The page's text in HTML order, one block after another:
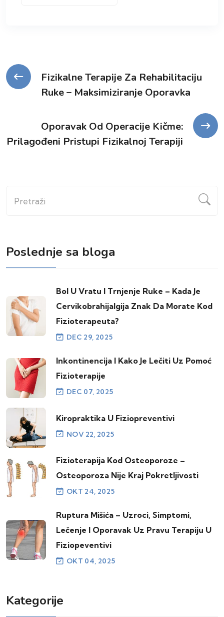
Kretanje
članka
Fizikalne Terapije Za Rehabilitaciju
Ruke – Maksimiziranje Oporavka
Oporavak Od Operacije Kičme:
Prilagođeni Pristupi Fizikalnoj Terapiji
Poslednje sa bloga
Bol U Vratu I Trnjenje Ruke – Kada Je
Cervikobrahijalgija Znak Da Morate Kod
Fizioterapeuta?
DEC 29, 2025
Inkontinencija I Kako Je Lečiti Uz Pomoć
Fizioterapije
DEC 07, 2025
Kiropraktika U Fiziopreventivi
NOV 22, 2025
Fizioterapija Kod Osteoporoze –
Osteoporoza Nije Kraj Pokretljivosti
OKT 24, 2025
Ruptura Mišića – Uzroci, Simptomi,
Lečenje I Oporavak Uz Pravu Terapiju U
Fiziopeventivi
OKT 04, 2025
Kategorije